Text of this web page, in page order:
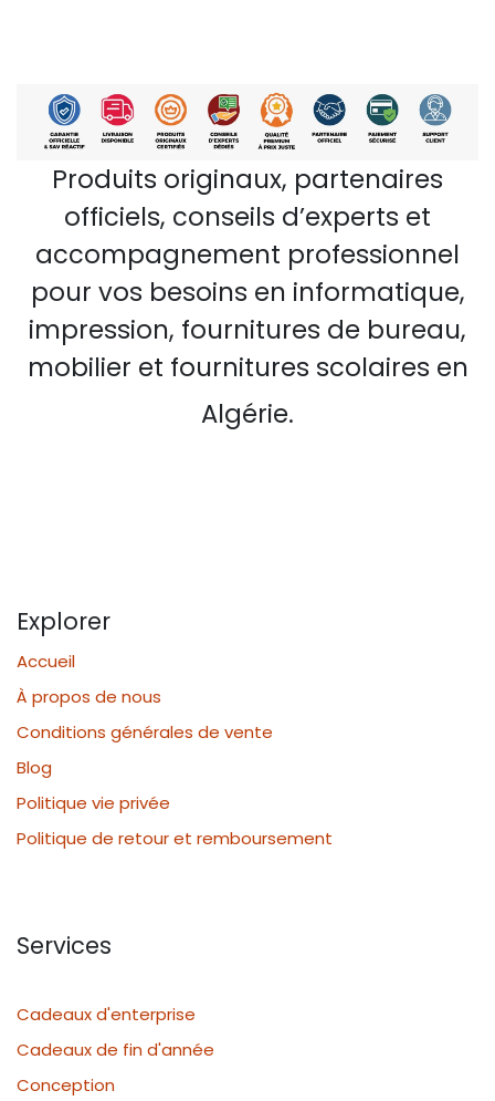
Produits originaux, partenaires
officiels, conseils d’experts et
accompagnement professionnel
pour vos besoins en informatique,
impression, fournitures de bureau,
mobilier et fournitures scolaires en
Algérie.
Explorer
Accueil
À propos de nous
Conditions générales de vente
Blog
Politique vie privée
Politique de retour et remboursement
Services
Cadeaux d'enterprise
Cadeaux de fin d'année
Conception